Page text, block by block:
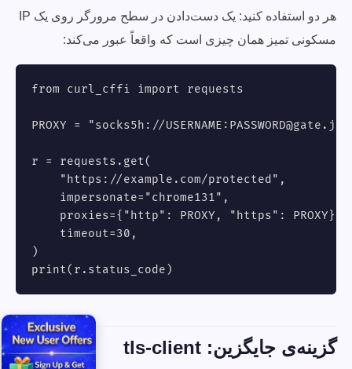
هر دو استفاده کنید: یک دست‌دادن در سطح مرورگر روی یک IP
مسکونی تمیز همان چیزی است که واقعاً عبور می‌کند:
from curl_cffi import requests
PROXY = "socks5h://USERNAME:
r = requests.get(
    "https://example.com/protected",
    impersonate="chrome131",
    proxies={"http": PROXY, "https": PROXY},
    timeout=30,
)
print(r.status_code)
گزینه‌ی جایگزین: tls-client